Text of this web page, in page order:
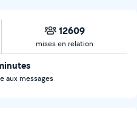
12609
mises en relation
aux messages